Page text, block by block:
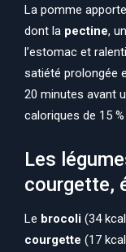
La pomme
dont la pectine,
l’estomac et
satiété prolongée
20 minutes avant
caloriques de 15
Les
courgette,
Le brocoli (34
courgette (17